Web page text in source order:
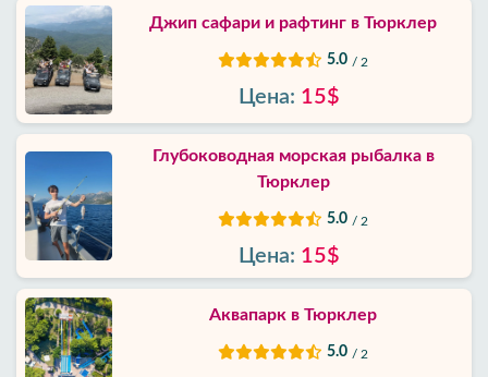
Джип сафари и рафтинг в Тюрклер
5.0 / 2
Цена: 15$
Глубоководная морская рыбалка в
Тюрклер
5.0 / 2
Цена: 15$
Аквапарк в Тюрклер
5.0 / 2